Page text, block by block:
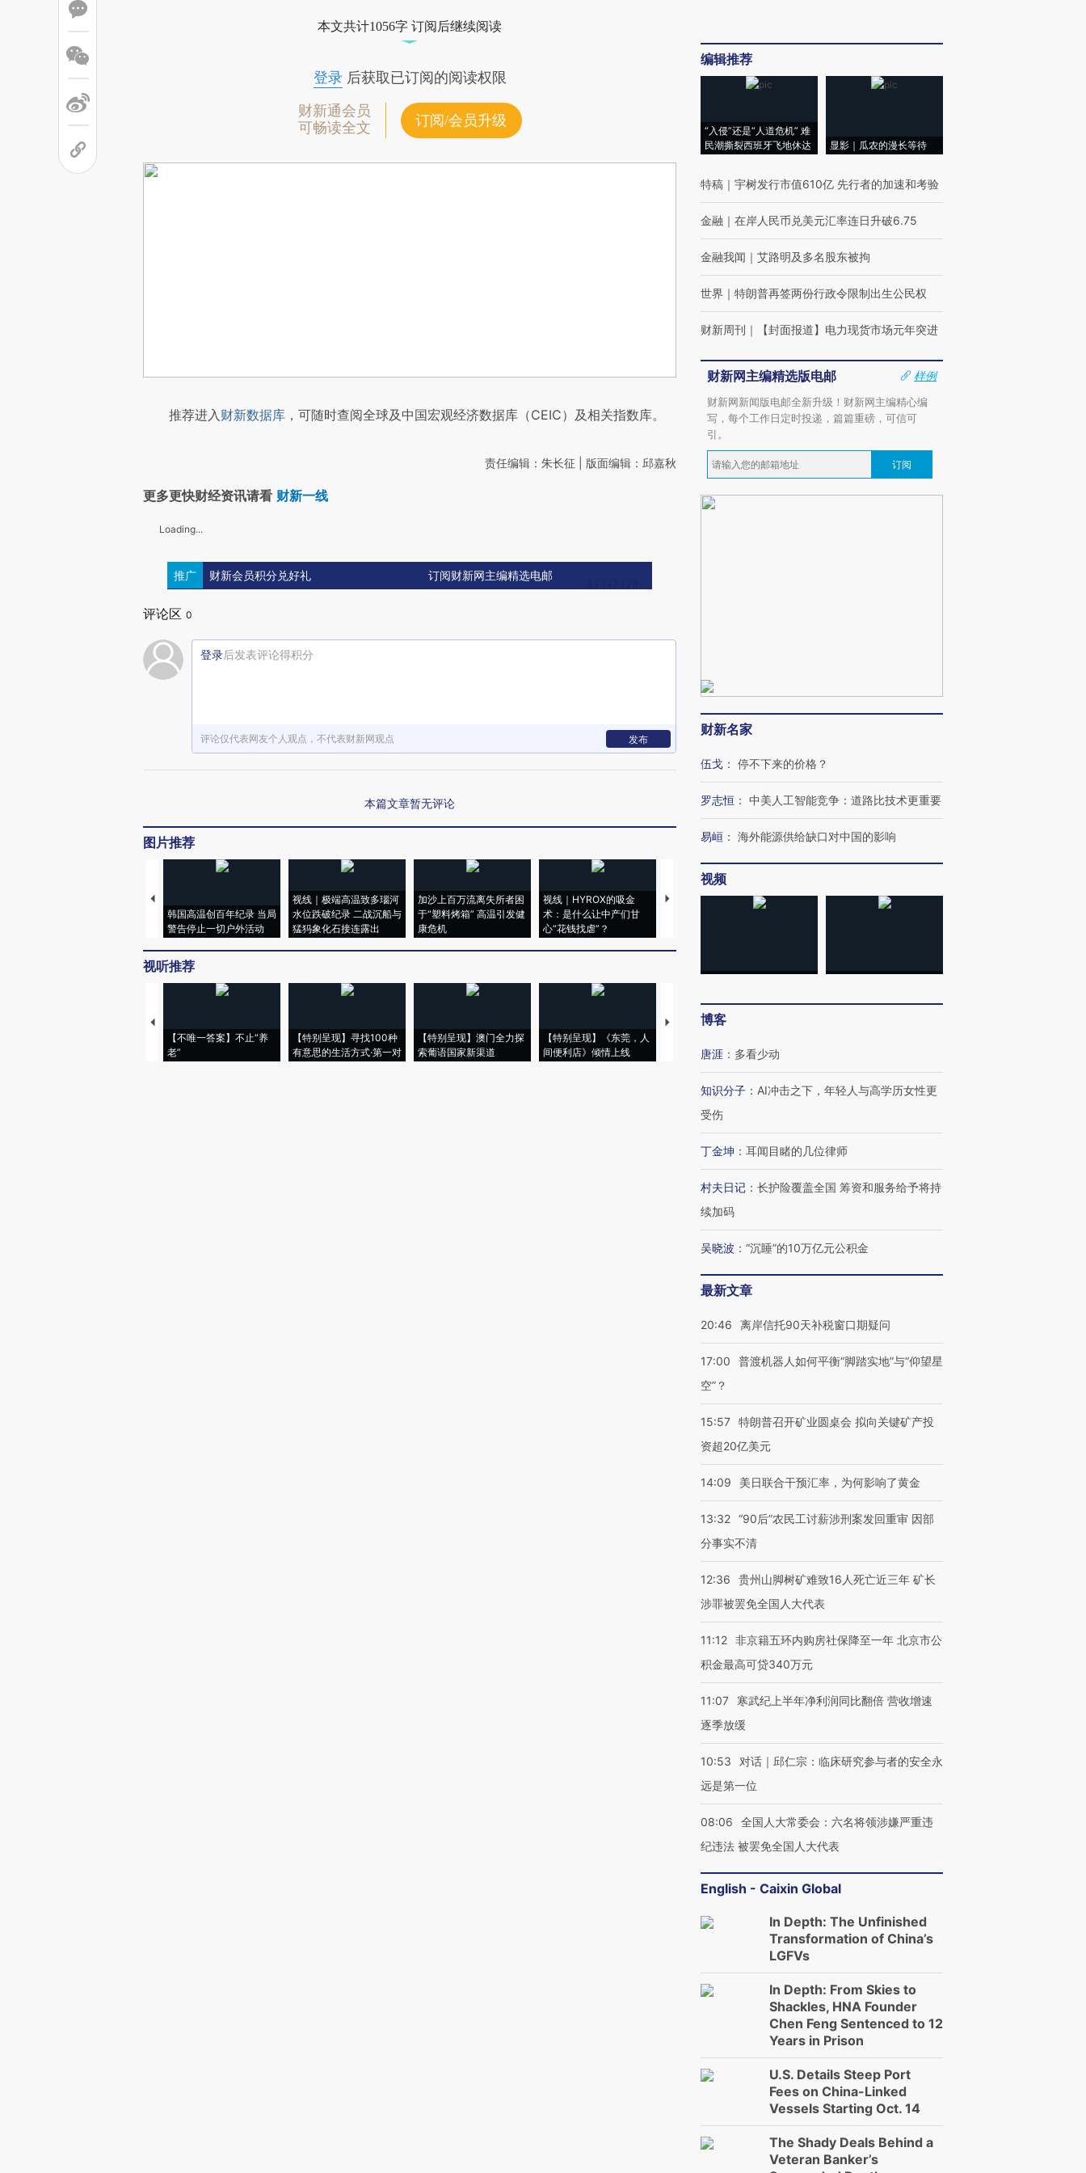
本文共计1056字 订阅后继续阅读
登录后获取已订阅的阅读权限
财新通会员
可畅读全文
订阅/会员升级
推荐进入财新数据库 ，可随时查阅全球及中国宏观经济数据库（CEIC）及相关指数库。
责任编辑：朱长征 | 版面编辑：邱嘉秋
更多更快财经资讯请看 财新一线
Loading...
推广 财新会员积分兑好礼 订阅财新网主编精选电邮
评论区 0
登录后发表评论得积分
评论仅代表网友个人观点，不代表财新网观点 发布
本篇文章暂无评论
图片推荐
韩国高温创百年纪录 当局
警告停止一切户外活动
视线｜极端高温致多瑙河
水位跌破纪录 二战沉船与
猛犸象化石接连露出
加沙上百万流离失所者困
于“塑料烤箱” 高温引发健
康危机
视线｜HYROX的吸金
术：是什么让中产们甘
心“花钱找虐”？
马航飞行员跨国走私7万
视线｜被称为“蟑螂”的印
视线｜“入侵”还是“人道危
视听推荐
【不唯一答案】不止“养
老”
【特别呈现】寻找100种
有意思的生活方式·第一对
【特别呈现】澳门全力探
索葡语国家新渠道
【特别呈现】《东莞，人
间便利店》倾情上线
【推广】走进第四届链博
编辑推荐
“入侵”还是“人道危机” 难
民潮撕裂西班牙飞地休达
显影｜瓜农的漫长等待
特稿 ｜ 宇树发行市值610亿 先行者的加速和考验
金融 ｜ 在岸人民币兑美元汇率连日升破6.75
金融我闻 ｜ 艾路明及多名股东被拘
世界 ｜ 特朗普再签两份行政令限制出生公民权
财新周刊 ｜ 【封面报道】电力现货市场元年突进
财新网主编精选版电邮
样例
财新网新闻版电邮全新升级！财新网主编精心编
写，每个工作日定时投递，篇篇重磅，可信可
引。
订阅
财新名家
伍戈 ： 停不下来的价格？
罗志恒 ： 中美人工智能竞争：道路比技术更重要
易峘 ： 海外能源供给缺口对中国的影响
视频
博客
唐涯 ： 多看少动
知识分子 ： AI冲击之下，年轻人与高学历女性更
受伤
丁金坤 ： 耳闻目睹的几位律师
村夫日记 ： 长护险覆盖全国 筹资和服务给予将持
续加码
吴晓波 ： “沉睡”的10万亿元公积金
最新文章
20:46 离岸信托90天补税窗口期疑问
17:00
普渡机器人如何平衡“脚踏实地”与“仰望星
空”？
15:57 特朗普召开矿业圆桌会 拟向关键矿产投
资超20亿美元
14:09 美日联合干预汇率，为何影响了黄金
13:32 “90后”农民工讨薪涉刑案发回重审 因部
分事实不清
12:36
贵州山脚树矿难致16人死亡近三年 矿长
涉罪被罢免全国人大代表
11:12 非京籍五环内购房社保降至一年 北京市公
积金最高可贷340万元
11:07
寒武纪上半年净利润同比翻倍 营收增速
逐季放缓
10:53
对话｜邱仁宗：临床研究参与者的安全永
远是第一位
08:06
全国人大常委会：六名将领涉嫌严重违
纪违法 被罢免全国人大代表
English - Caixin Global
In Depth: The Unfinished
Transformation of China’s
LGFVs
In Depth: From Skies to
Shackles, HNA Founder
Chen Feng Sentenced to 12
Years in Prison
U.S. Details Steep Port
Fees on China-Linked
Vessels Starting Oct. 14
The Shady Deals Behind a
Veteran Banker’s